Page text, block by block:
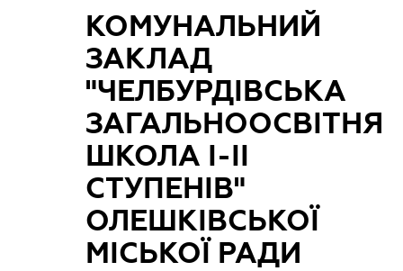
КОМУНАЛЬНИЙ
ЗАКЛАД
"ЧЕЛБУРДІВСЬКА
ЗАГАЛЬНООСВІТНЯ
ШКОЛА І-ІІ
СТУПЕНІВ"
ОЛЕШКІВСЬКОЇ
МІСЬКОЇ РАДИ